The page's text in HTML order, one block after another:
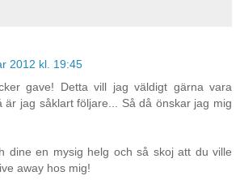
2012 kl. 19:45
gave! Detta vill jag väldigt gärna vara
är jag såklart följare... Så då önskar jag mig
dine en mysig helg och så skoj att du ville
away hos mig!